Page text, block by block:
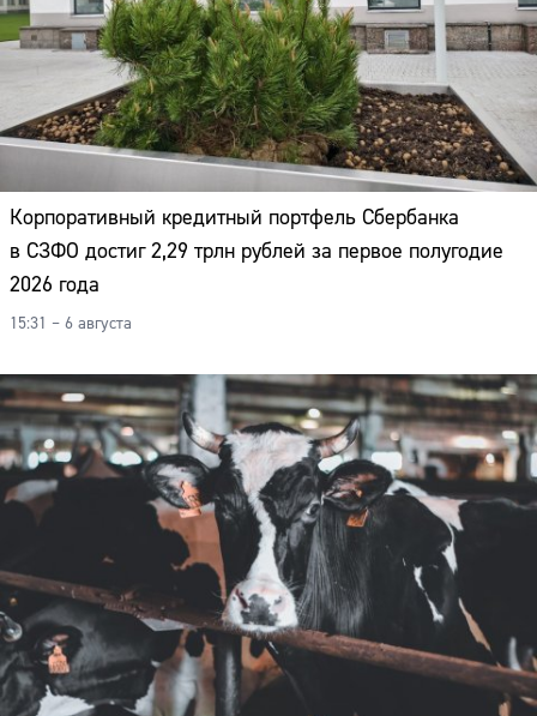
Корпоративный кредитный портфель Сбербанка
в СЗФО достиг 2,29 трлн рублей за первое полугодие
2026 года
15:31 – 6 августа